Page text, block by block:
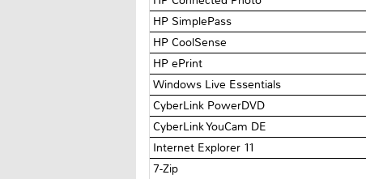
HP SimplePass
HP CoolSense
HP ePrint
Windows Live Essentials
CyberLink PowerDVD
CyberLink YouCam DE
Internet Explorer 11
7-Zip